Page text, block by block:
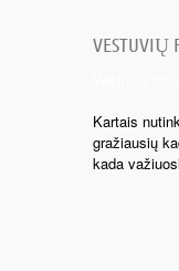
VESTUVIŲ
Kartais
gražiausių
kada